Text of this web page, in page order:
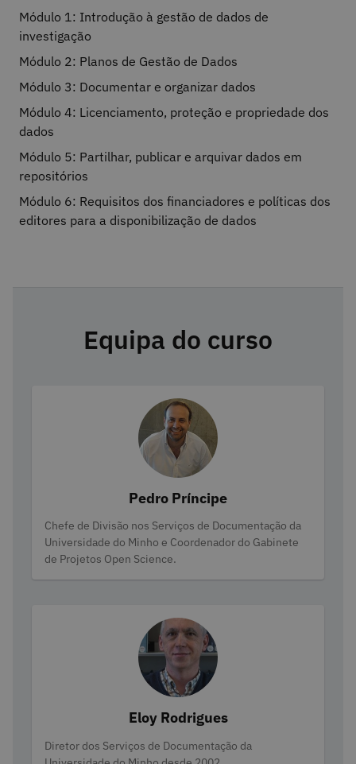
Módulo 1: Introdução à gestão de dados de
investigação
Módulo 2: Planos de Gestão de Dados
Módulo 3: Documentar e organizar dados
Módulo 4: Licenciamento, proteção e propriedade dos
dados
Módulo 5: Partilhar, publicar e arquivar dados em
repositórios
Módulo 6: Requisitos dos financiadores e políticas dos
editores para a disponibilização de dados
Equipa do curso
Pedro Príncipe
Categorias
Chefe de Divisão nos Serviços de Documentação da
Universidade do Minho e Coordenador do Gabinete
de Projetos Open Science.
Eloy Rodrigues
Categorias
Diretor dos Serviços de Documentação da